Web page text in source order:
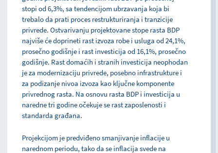
stopi od 6,3%, sa tendencijom ubrzavanja koja bi
trebalo da prati proces restrukturiranja i tranzicije
privrede. Ostvarivanju projektovane stope rasta BDP
najviše će doprineti rast izvoza robe i usluga od 24,1%,
prosečno godišnje i rast investicija od 16,1%, prosečno
godišnje. Rast domaćih i stranih investicija neophodan
je za modernizaciju privrede, posebno infrastrukture i
za podizanje nivoa izvoza kao ključne komponente
privrednog rasta. Na osnovu rasta BDP i investicija u
naredne tri godine očekuje se rast zaposlenosti i
standarda građana.
Projekcijom je predviđeno smanjivanje inflacije u
narednom periodu, tako da se inflacija svede na